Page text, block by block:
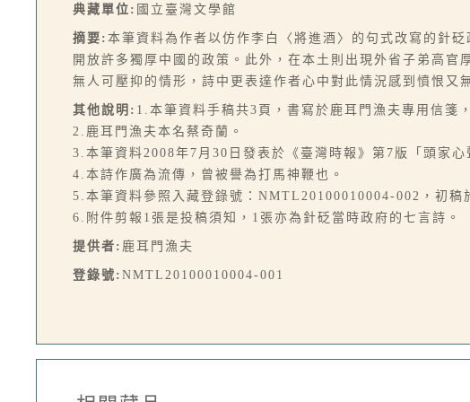
典藏單位: 國立臺灣文學館
摘要: 本筆資料為作者以仿作李白〈將進酒〉的句式改寫的針
開放許多獨厚中國的政策。此外，在本土則出現外省子弟高
無人可壓抑的情形，詩中更表達作者心中對此情況感到憤恨又
其他說明: 1.本筆資料手稿共3頁，書寫於鹿耳門漁夫專用信箋
2.鹿耳門漁夫本名蔡奇蘭。
3.本筆資料2008年7月30日發表於《臺灣時報》第7版「頭家心
4.本詩作廣為流傳，曾被譽為打馬神鞭也。
5.本筆資料參照入藏登錄號：NMTL20100010004-002，初稿
6.附件剪報1張是投稿須知，1張亦為針砭當時政府的七言詩。
提供者: 鹿耳門漁夫
登錄號: NMTL20100010004-001